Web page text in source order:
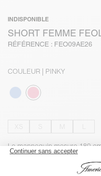
INDISPONIBLE
SHORT FEMME
RÉFÉRENCE : FEO09AE26
COULEUR | PINKY
Le mannequin mesure 180